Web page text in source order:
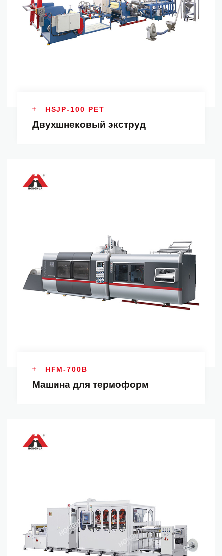
HSJP-100 PET
Двухшнековый экструд
HFM-700B
Машина для термоформ